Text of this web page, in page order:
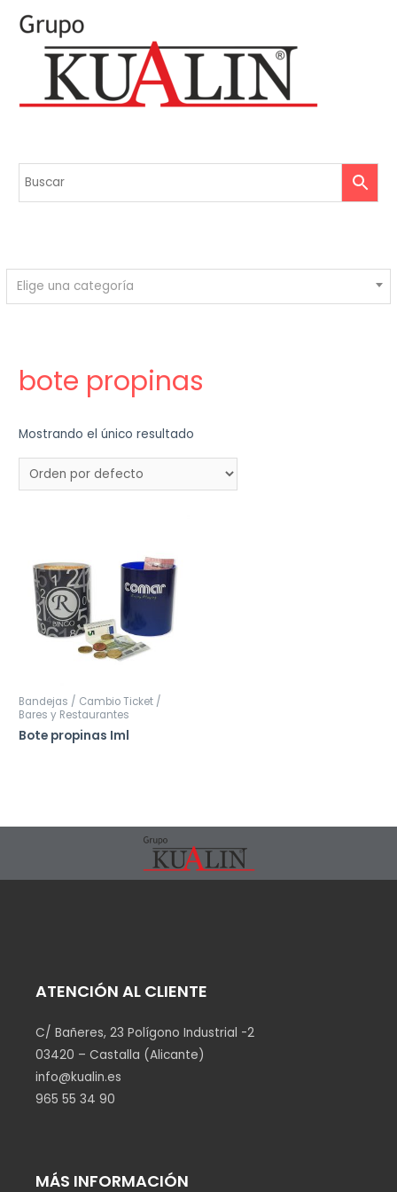
Elige una categoría
bote propinas
Mostrando el único resultado
Bandejas / Cambio Ticket /
Bares y Restaurantes
Bote propinas Iml
ATENCIÓN AL CLIENTE
C/ Bañeres, 23 Polígono Industrial -2
03420 – Castalla (Alicante)
info@kualin.es
965 55 34 90
MÁS INFORMACIÓN